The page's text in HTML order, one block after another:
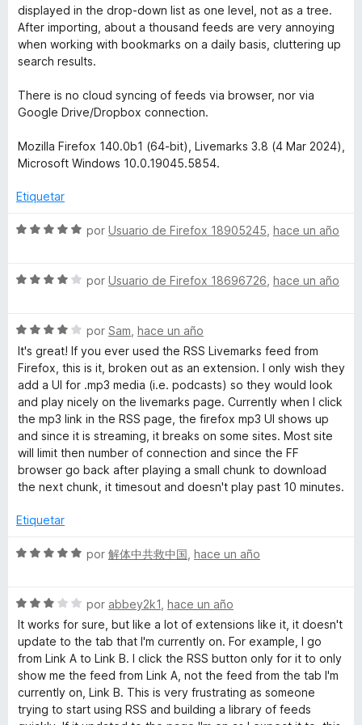
e
5
n
5
d
e
ó
c
o
n
d
e
displayed in the drop-down list as one level, not as a tree.
After importing, about a thousand feeds are very annoying
when working with bookmarks on a daily basis, cluttering up
search results.
There is no cloud syncing of feeds via browser, nor via
Google Drive/Dropbox connection.
Mozilla Firefox 140.0b1 (64-bit), Livemarks 3.8 (4 Mar 2024),
Microsoft Windows 10.0.19045.5854.
Etiquetar
S
a
r
ó
c
o
n
5
d
e
5
por Usuario de Firefox 18905245 hace un año
S
a
o
r
ó
c
o
n
4
d
5
por Usuario de Firefox 18696726 hace un año
S
e
v
a
o
r
ó
c
o
4
e
por Sam hace un año
It's great! If you ever used the RSS Livemarks feed from
Firefox, this is it, broken out as an extension. I only wish they
add a UI for .mp3 media (i.e. podcasts) so they would look
and play nicely on the livemarks page. Currently when I click
the mp3 link in the RSS page, the firefox mp3 UI shows up
and since it is streaming, it breaks on some sites. Most site
will limit then number of connection and since the FF
browser go back after playing a small chunk to download
the next chunk, it timesout and doesn't play past 10 minutes.
Etiquetar
S
a
o
r
ó
c
o
por 解体中共救中国 hace un año
S
e
v
a
o
r
ó
por abbey2k1 hace un año
It works for sure, but like a lot of extensions like it, it doesn't
update to the tab that I'm currently on. For example, I go
from Link A to Link B. I click the RSS button only for it to only
show me the feed from Link A, not the feed from the tab I'm
currently on, Link B. This is very frustrating as someone
trying to start using RSS and building a library of feeds